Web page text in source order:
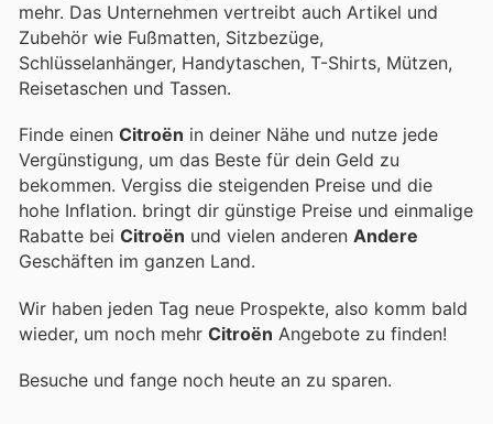
mehr. Das Unternehmen vertreibt auch Artikel und
Zubehör wie Fußmatten, Sitzbezüge,
Schlüsselanhänger, Handytaschen, T-Shirts, Mützen,
Reisetaschen und Tassen.
Finde einen Citroën in deiner Nähe und nutze jede
Vergünstigung, um das Beste für dein Geld zu
bekommen. Vergiss die steigenden Preise und die
hohe Inflation. bringt dir günstige Preise und einmalige
Rabatte bei Citroën und vielen anderen Andere
Geschäften im ganzen Land.
Wir haben jeden Tag neue Prospekte, also komm bald
wieder, um noch mehr Citroën Angebote zu finden!
Besuche und fange noch heute an zu sparen.